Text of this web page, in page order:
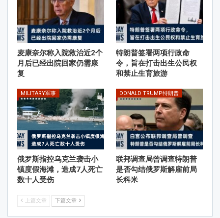
麦康奈尔称入院救治近2个
月后已经出院回家仍需康
复
特朗普签署两项行政命
令，旨在打击出生公民权
和禁止生育旅游
MILITARY军事
俄罗斯指控乌克兰袭击小
镇度假海滩，造成7人死亡
数十人受伤
DONALD TRUMP特朗普
联邦调查局曾调查特朗普
是否勾结俄罗斯解雇前局
长科米
上篇文章 下篇文章